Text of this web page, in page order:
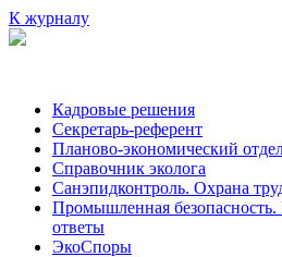
К журналу
Кадровые решения
Секретарь-референт
Планово-экономический
Справочник эколога
Санэпидконтроль. Охрана
Промышленная
ответы
ЭкоСпоры